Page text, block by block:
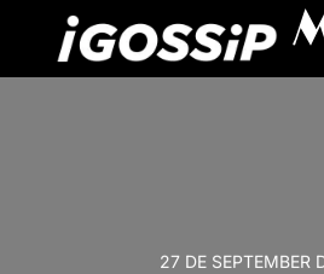
27 DE SEPTEMBER